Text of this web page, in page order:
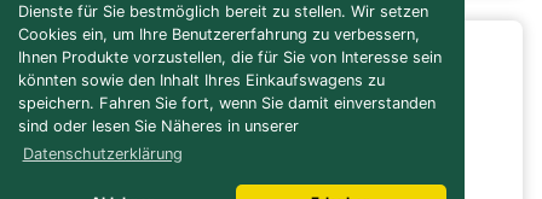
Dienste für Sie bestmöglich bereit zu stellen. Wir setzen
Cookies ein, um Ihre Benutzererfahrung zu verbessern,
Ihnen Produkte vorzustellen, die für Sie von Interesse sein
könnten sowie den Inhalt Ihres Einkaufswagens zu
speichern. Fahren Sie fort, wenn Sie damit einverstanden
sind oder lesen Sie Näheres in unserer
Datenschutzerklärung
Infos / Service
Versandkosten-Rechner
Verbrauchs-/Bedarfsrechner
Bau- / Verlegeanleitungen
Pflegeanleitungen